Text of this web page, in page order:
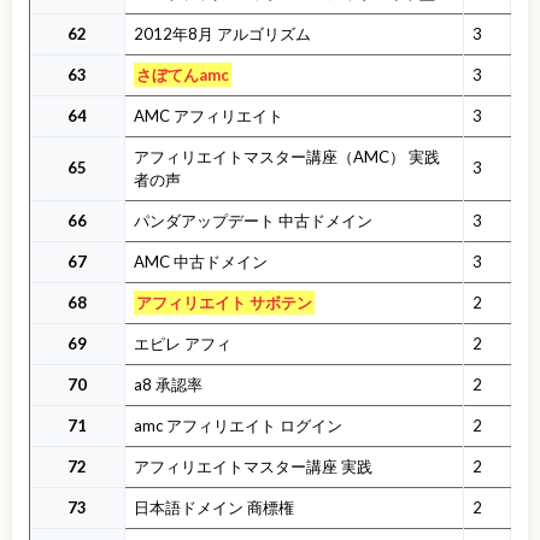
62 2012年8月 アルゴリズム 3
63 さぼてんamc 3
64 AMC アフィリエイト 3
65
アフィリエイトマスター講座（AMC） 実践
者の声
3
66 パンダアップデート 中古ドメイン 3
67 AMC 中古ドメイン 3
68 アフィリエイト サボテン 2
69 エピレ アフィ 2
70 a8 承認率 2
71 amc アフィリエイト ログイン 2
72 アフィリエイトマスター講座 実践 2
73 日本語ドメイン 商標権 2